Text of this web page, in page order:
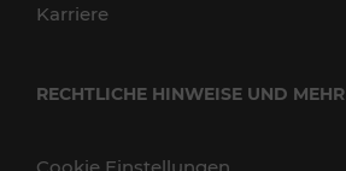
Karriere
RECHTLICHE HINWEISE UND MEHR